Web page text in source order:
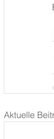
Aktuelle